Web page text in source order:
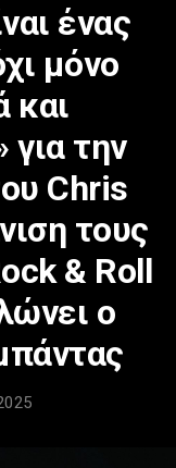
ένας
μόνο
και
για την
Chris
τους
& Roll
ο